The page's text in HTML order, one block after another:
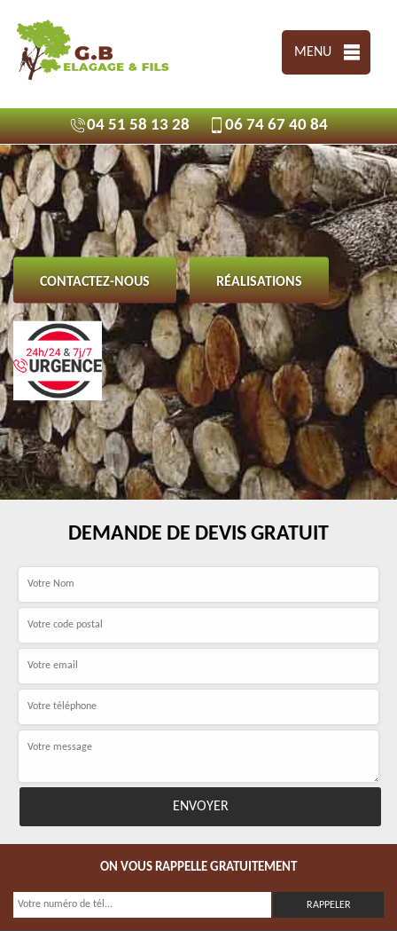
MENU
04 51 58 13 28 06 74 67 40 84
CONTACTEZ-NOUS RÉALISATIONS
DEMANDE DE DEVIS GRATUIT
ON VOUS RAPPELLE GRATUITEMENT